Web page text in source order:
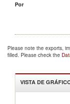
Por
Please note the exports,
filled. Please check the
VISTA DE